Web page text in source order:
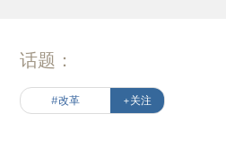
话题：
#改革 +关注